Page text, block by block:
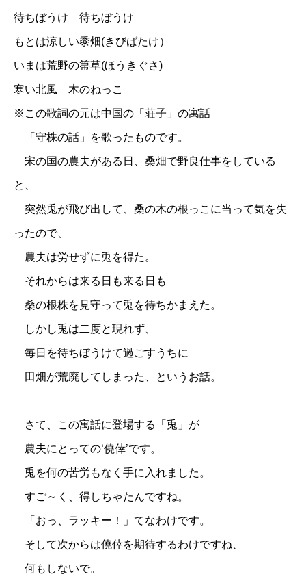
待ちぼうけ 待ちぼうけ
もとは涼しい黍畑(きびばたけ）
いまは荒野の箒草(ほうきぐさ)
寒い北風 木のねっこ
※この歌詞の元は中国の「荘子」の寓話
「守株の話」を歌ったものです。
宋の国の農夫がある日、桑畑で野良仕事をしている
と、
突然兎が飛び出して、桑の木の根っこに当って気を失
ったので、
農夫は労せずに兎を得た。
それからは来る日も来る日も
桑の根株を見守って兎を待ちかまえた。
しかし兎は二度と現れず、
毎日を待ちぼうけて過ごすうちに
田畑が荒廃してしまった、というお話。
さて、この寓話に登場する「兎」が
農夫にとっての‘僥倖’です。
兎を何の苦労もなく手に入れました。
すご～く、得しちゃたんですね。
「おっ、ラッキー！」てなわけです。
そして次からは僥倖を期待するわけですね、
何もしないで。